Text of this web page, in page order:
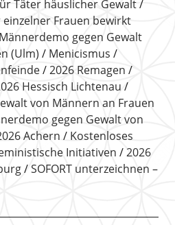
Täter häuslicher Gewalt
Frauen bewirkt
Männerdemo gegen Gewalt
(Ulm)
Menicismus
2026 Remagen
Hessisch Lichtenau
von Männern an Frauen
gegen Gewalt von
Achern
Kostenloses
Initiativen
2026
SOFORT unterzeichnen –